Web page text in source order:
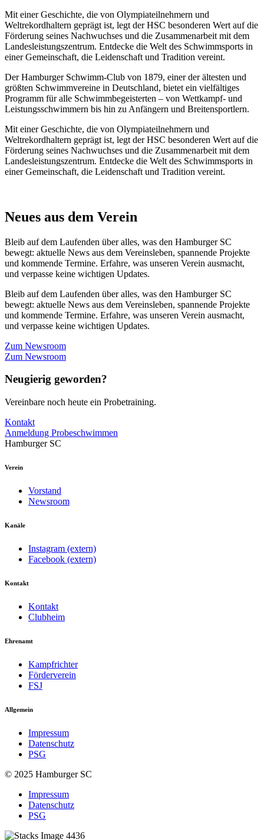
Mit einer Geschichte, die von Olympiateilnehmern und
Weltrekordhaltern geprägt ist, legt der HSC besonderen Wert auf die
Förderung seines Nachwuchses und die Zusammenarbeit mit dem
Landesleistungszentrum. Entdecke die Welt des Schwimmsports in
einer Gemeinschaft, die Leidenschaft und Tradition vereint.
Der Hamburger Schwimm-Club von 1879, einer der ältesten und
größten Schwimmvereine in Deutschland, bietet ein vielfältiges
Programm für alle Schwimmbegeisterten – von Wettkampf- und
Leistungsschwimmern bis hin zu Anfängern und Breitensportlern.
Mit einer Geschichte, die von Olympiateilnehmern und
Weltrekordhaltern geprägt ist, legt der HSC besonderen Wert auf die
Förderung seines Nachwuchses und die Zusammenarbeit mit dem
Landesleistungszentrum. Entdecke die Welt des Schwimmsports in
einer Gemeinschaft, die Leidenschaft und Tradition vereint.
Neues aus dem Verein
Bleib auf dem Laufenden über alles, was den Hamburger SC
bewegt: aktuelle News aus dem Vereinsleben, spannende Projekte
und kommende Termine. Erfahre, was unseren Verein ausmacht,
und verpasse keine wichtigen Updates.
Bleib auf dem Laufenden über alles, was den Hamburger SC
bewegt: aktuelle News aus dem Vereinsleben, spannende Projekte
und kommende Termine. Erfahre, was unseren Verein ausmacht,
und verpasse keine wichtigen Updates.
Zum Newsroom
Zum Newsroom
Neugierig geworden?
Vereinbare noch heute ein Probetraining.
Kontakt
Anmeldung Probeschwimmen
Hamburger SC
Verein
Vorstand
Newsroom
Kanäle
Instagram (extern)
Facebook (extern)
Kontakt
Kontakt
Clubheim
Ehrenamt
Kampfrichter
Förderverein
FSJ
Allgemein
Impressum
Datenschutz
PSG
© 2025 Hamburger SC
Impressum
Datenschutz
PSG